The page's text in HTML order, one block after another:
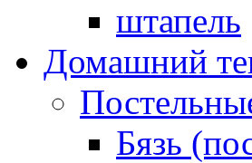
штапель
Домашний
Бязь